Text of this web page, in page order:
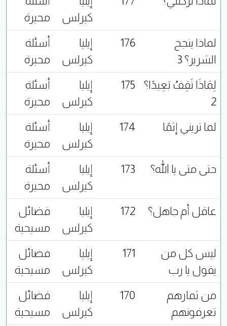
كيرلس
محيرة
لماذا ينجح
الشرير؟ 3
176
إيليا
كيرلس
أسئلة
محيرة
لِمَاذَا تَقِفُ بَعِيدًا؟
2
175
إيليا
كيرلس
أسئلة
محيرة
لما تريني إثمًا
174
إيليا
كيرلس
أسئلة
محيرة
حتى متى يا الله؟
173
إيليا
كيرلس
أسئلة
محيرة
عاقل أم جاهل؟
172
إيليا
كيرلس
فضائل
مسيحية
ليس كل من
يقول يا رب
171
إيليا
كيرلس
فضائل
مسيحية
من ثمارهم
تعرفونهم
170
إيليا
كيرلس
فضائل
مسيحية